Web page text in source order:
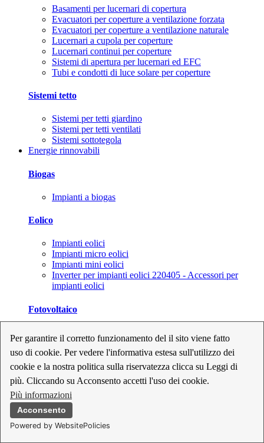
Per garantire il corretto funzionamento del il sito viene fatto
uso di cookie. Per vedere l'informativa estesa sull'utilizzo dei
cookie e la nostra politica sulla riservatezza clicca su Leggi di
più. Cliccando su Acconsento accetti l'uso dei cookie.
Più informazioni
Acconsento
Powered by WebsitePolicies
Basamenti per lucernari di copertura
Evacuatori per coperture a ventilazione forzata
Evacuatori per coperture a ventilazione naturale
Lucernari a cupola per coperture
Lucernari continui per coperture
Sistemi di apertura per lucernari ed EFC
Tubi e condotti di luce solare per coperture
Sistemi tetto
Sistemi per tetti giardino
Sistemi per tetti ventilati
Sistemi sottotegola
Energie rinnovabili
Biogas
Impianti a biogas
Eolico
Impianti eolici
Impianti micro eolici
Impianti mini eolici
Inverter per impianti eolici 220405 - Accessori per
impianti eolici
Fotovoltaico
Inverter per impianti fotovoltaici
Kit per impianti fotovoltaici
Moduli fotovoltaici
Sistemi di monitoraggio per impianti fotovoltaici
Strumenti di collaudo e configurazione per impianti
fotovoltaici
Supporti per impianti fotovoltaici
Geotermia